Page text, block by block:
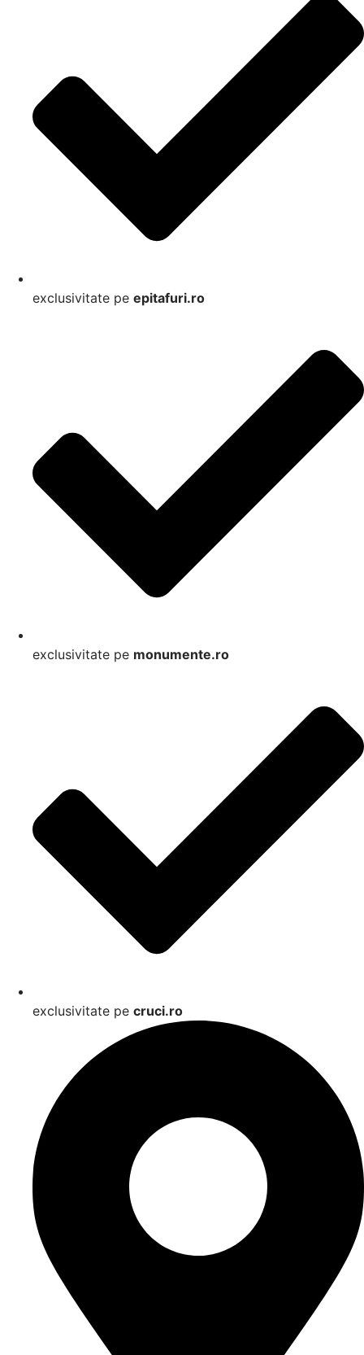
exclusivitate pe epitafuri.ro
exclusivitate pe monumente.ro
exclusivitate pe cruci.ro